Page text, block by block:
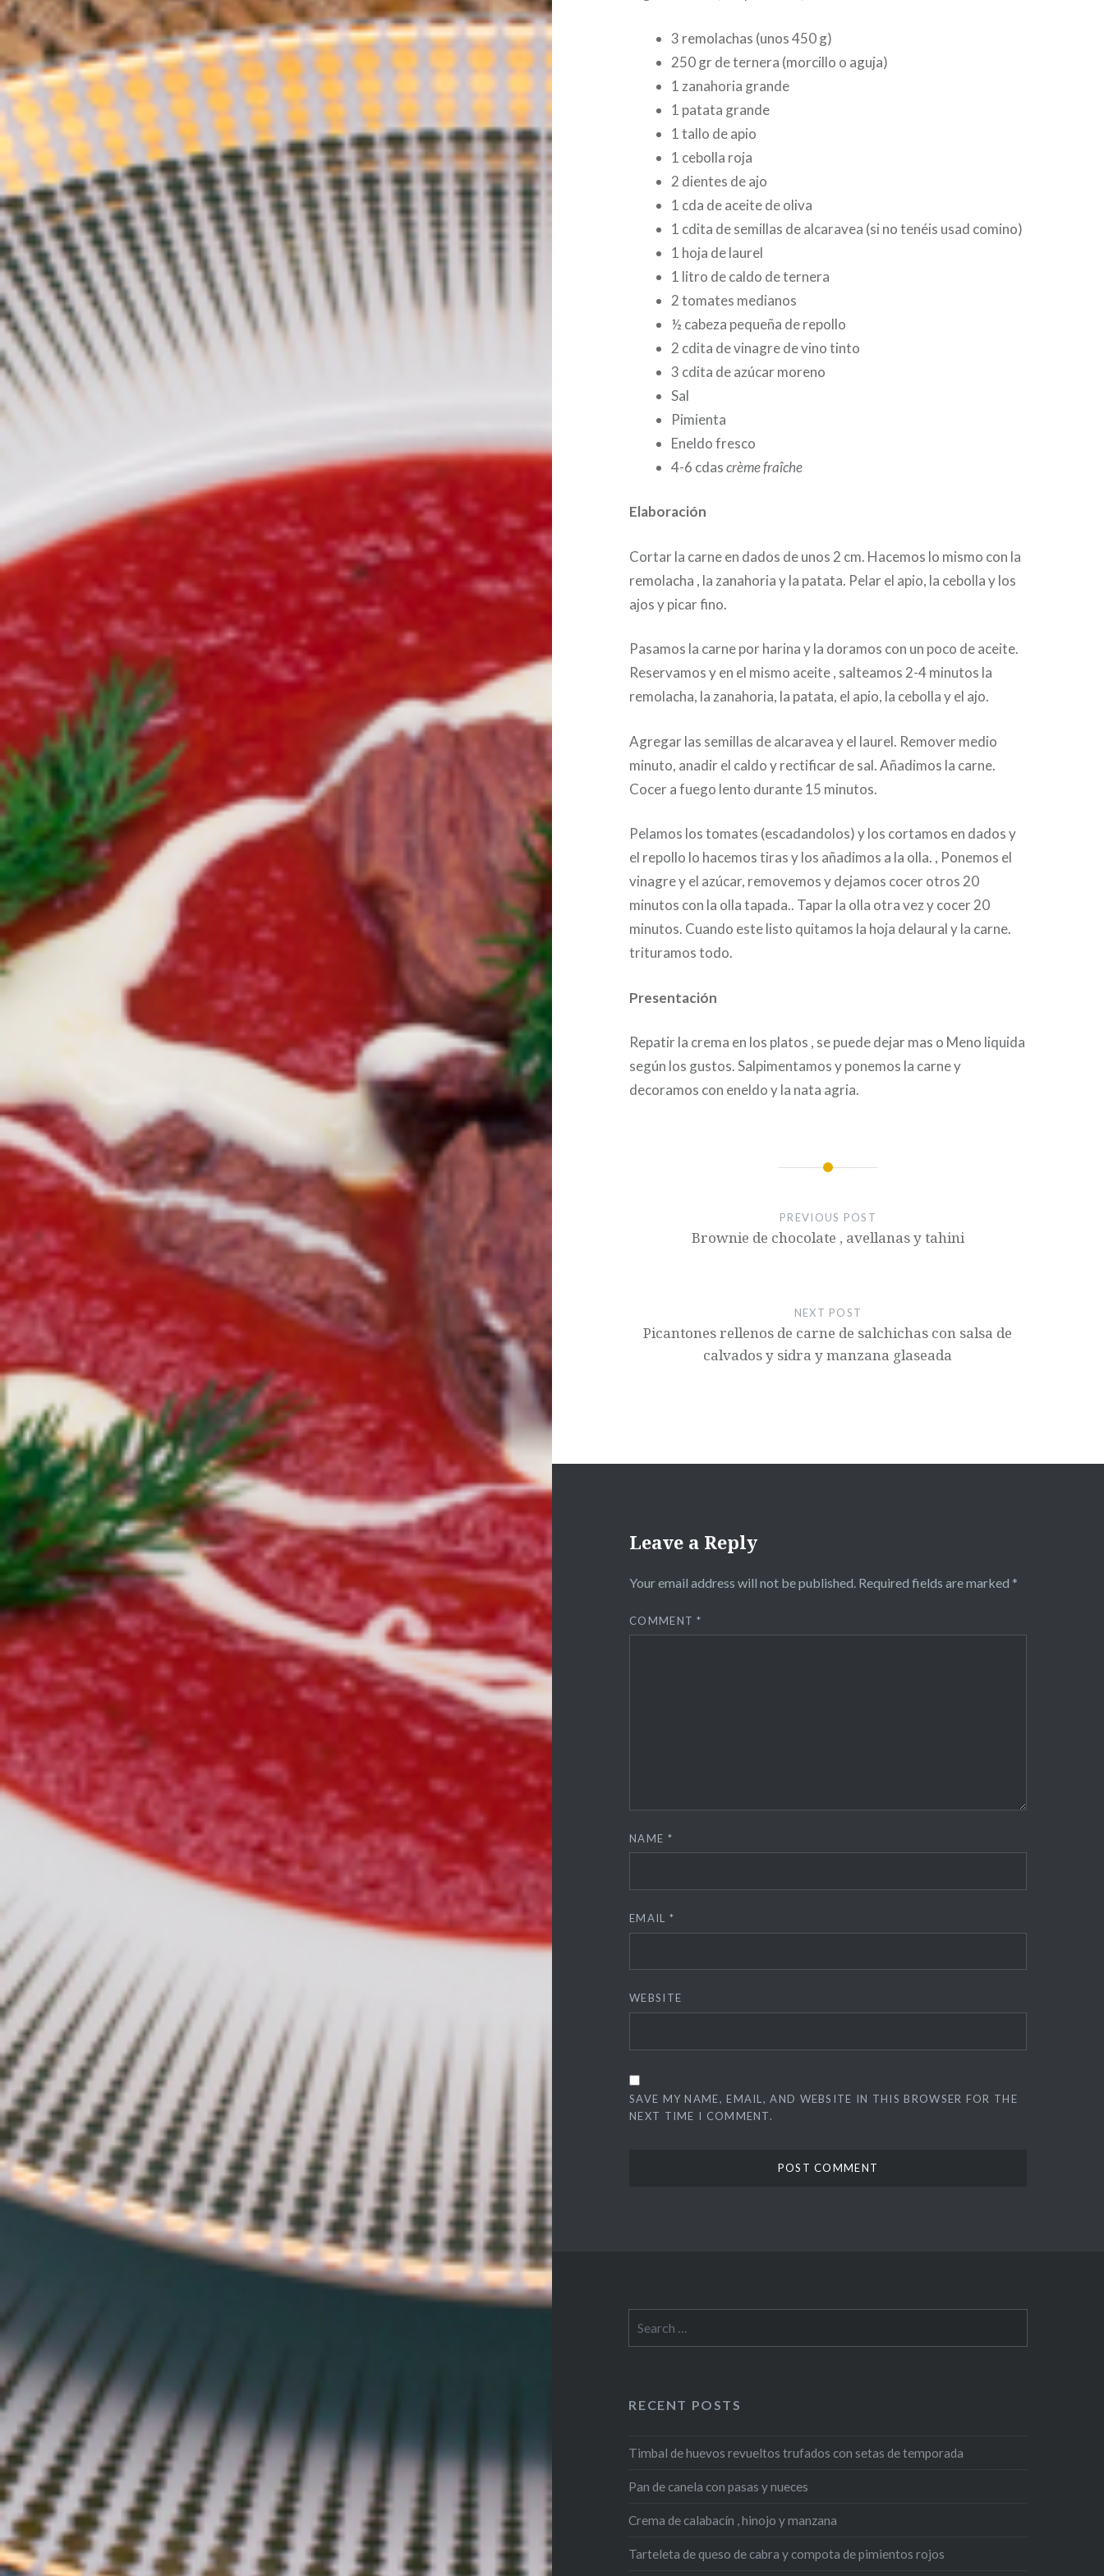
3 remolachas (unos 450 g)
250 gr de ternera (morcillo o aguja)
1 zanahoria grande
1 patata grande
1 tallo de apio
1 cebolla roja
2 dientes de ajo
1 cda de aceite de oliva
1 cdita de semillas de alcaravea (si no tenéis usad comino)
1 hoja de laurel
1 litro de caldo de ternera
2 tomates medianos
½ cabeza pequeña de repollo
2 cdita de vinagre de vino tinto
3 cdita de azúcar moreno
Sal
Pimienta
Eneldo fresco
4-6 cdascrème fraîche
Elaboración
Cortar la carne en dados de unos 2 cm. Hacemos lo mismo con la
remolacha , la zanahoria y la patata. Pelar el apio, la cebolla y los
ajos y picar fino.
Pasamos la carne por harina y la doramos con un poco de aceite.
Reservamos y en el mismo aceite , salteamos 2-4 minutos la
remolacha, la zanahoria, la patata, el apio, la cebolla y el ajo.
Agregar las semillas de alcaravea y el laurel. Remover medio
minuto, anadir el caldo y rectificar de sal. Añadimos la carne.
Cocer a fuego lento durante 15 minutos.
Pelamos los tomates (escadandolos) y los cortamos en dados y
el repollo lo hacemos tiras y los añadimos a la olla. , Ponemos el
vinagre y el azúcar, removemos y dejamos cocer otros 20
minutos con la olla tapada.. Tapar la olla otra vez y cocer 20
minutos. Cuando este listo quitamos la hoja delaural y la carne.
trituramos todo.
Presentación
Repatir la crema en los platos , se puede dejar mas o Meno liquida
según los gustos. Salpimentamos y ponemos la carne y
decoramos con eneldo y la nata agria.
navigation
PREVIOUS POST
Brownie de chocolate , avellanas y tahini
NEXT POST
Picantones rellenos de carne de salchichas con salsa de
calvados y sidra y manzana glaseada
Leave a Reply
Your email address will not be published. Required fields are marked *
COMMENT*
NAME *
EMAIL *
WEBSITE
SAVE MY NAME, EMAIL, AND WEBSITE IN THIS BROWSER FOR THE
NEXT TIME I COMMENT.
for:
RECENT POSTS
Timbal de huevos revueltos trufados con setas de temporada
Pan de canela con pasas y nueces
Crema de calabacín , hinojo y manzana
Tarteleta de queso de cabra y compota de pimientos rojos